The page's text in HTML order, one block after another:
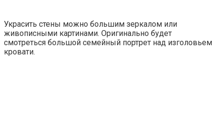
Украсить стены можно большим зеркалом или
живописными картинами. Оригинально будет
смотреться большой семейный портрет над изголовьем
кровати.